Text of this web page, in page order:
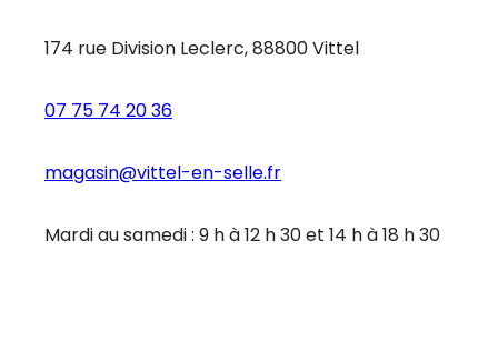
174 rue Division Leclerc, 88800 Vittel
07 75 74 20 36
magasin@vittel-en-selle.fr
Mardi au samedi : 9 h à 12 h 30 et 14 h à 18 h 30